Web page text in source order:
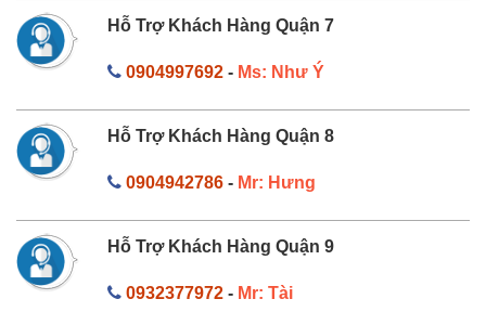
Hỗ Trợ Khách Hàng Quận 7
0904997692- Ms: Như Ý
Hỗ Trợ Khách Hàng Quận 8
0904942786- Mr: Hưng
Hỗ Trợ Khách Hàng Quận 9
0932377972- Mr: Tài